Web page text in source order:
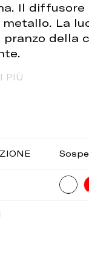
Il
metallo. La
pranzo della
PIÙ